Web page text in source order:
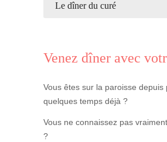
Le dîner du curé
Venez dîner avec
Vous êtes sur la paroisse depuis
quelques temps déjà ?
Vous ne connaissez pas
?